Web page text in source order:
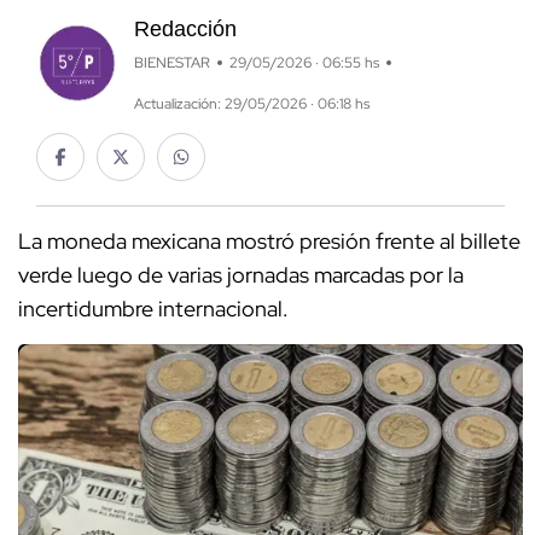
Redacción
BIENESTAR 29/05/2026 · 06:55 hs
Actualización: 29/05/2026 · 06:18 hs
La moneda mexicana mostró presión frente al billete
verde luego de varias jornadas marcadas por la
incertidumbre internacional.